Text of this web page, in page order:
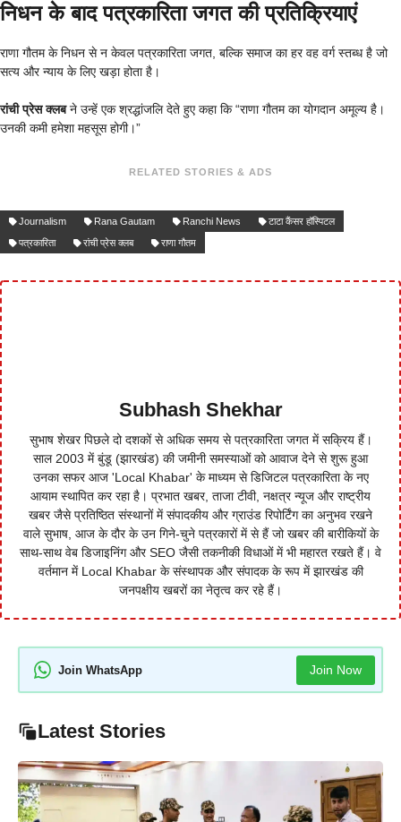
निधन के बाद पत्रकारिता जगत की प्रतिक्रियाएं
राणा गौतम के निधन से न केवल पत्रकारिता जगत, बल्कि समाज का हर वह वर्ग स्तब्ध है जो
सत्य और न्याय के लिए खड़ा होता है।
रांची प्रेस क्लबने उन्हें एक श्रद्धांजलि देते हुए कहा कि “राणा गौतम का योगदान अमूल्य है।
उनकी कमी हमेशा महसूस होगी।”
RELATED STORIES & ADS
Journalism Rana Gautam Ranchi News
टाटा कैंसर हॉस्पिटल
पत्रकारिता
रांची प्रेस क्लब राणा गौतम
Subhash Shekhar
सुभाष शेखर पिछले दो दशकों से अधिक समय से पत्रकारिता जगत में सक्रिय हैं।
साल 2003 में बुंडू (झारखंड) की जमीनी समस्याओं को आवाज देने से शुरू हुआ
उनका सफर आज 'Local Khabar' के माध्यम से डिजिटल पत्रकारिता के नए
आयाम स्थापित कर रहा है। प्रभात खबर, ताजा टीवी, नक्षत्र न्यूज और राष्ट्रीय
खबर जैसे प्रतिष्ठित संस्थानों में संपादकीय और ग्राउंड रिपोर्टिंग का अनुभव रखने
वाले सुभाष, आज के दौर के उन गिने-चुने पत्रकारों में से हैं जो खबर की बारीकियों के
साथ-साथ वेब डिजाइनिंग और SEO जैसी तकनीकी विधाओं में भी महारत रखते हैं। वे
वर्तमान में Local Khabar के संस्थापक और संपादक के रूप में झारखंड की
जनपक्षीय खबरों का नेतृत्व कर रहे हैं।
Join WhatsApp Join Now
Latest Stories